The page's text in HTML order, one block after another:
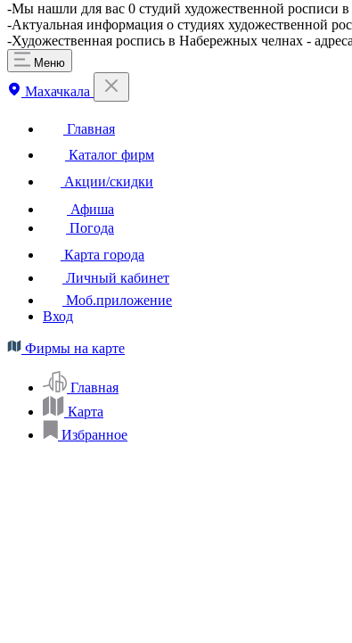
​-Мы нашли для вас 0 студий художественной росписи
-Актуальная информация о студиях художественной
-Художественная роспись в Набережных челнах -
Меню
Махачкала
Главная
Каталог фирм
Акции/скидки
Афиша
Погода
Карта города
Личный кабинет
Моб.приложение
Вход
Фирмы на карте
Главная
Карта
Избранное